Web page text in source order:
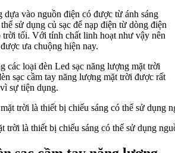
dựa vào nguồn điện có được từ ánh sáng
sử dụng củ sạc để nạp điện từ dòng điện
tối. Với tính chất linh hoạt như vậy nên
ưa chuộng hiện nay.
các loại đèn Led sạc năng lượng mặt trời
sạc cầm tay năng lượng mặt trời được rất
sự tiện dụng.
trời là thiết bị chiếu sáng có thể sử dụng